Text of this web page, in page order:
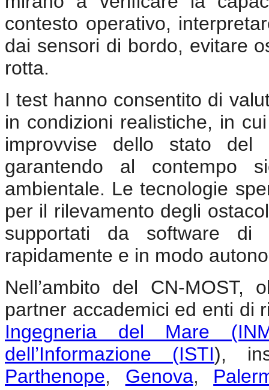
contesto operativo,
dai sensori di bordo, evitare
rotta.
I test hanno consentito di
in condizioni realistiche, in
improvvise dello stato del
garantendo al contempo
ambientale. Le tecnologie
per il rilevamento degli
supportati da software
rapidamente e in modo
Nell’ambito del CN-MOST,
partner accademici ed enti di
Ingegneria del Mare
dell’Informazione (ISTI),
Parthenope, Genova,